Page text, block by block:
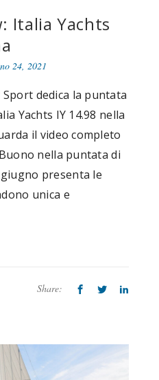
Italia Yachts
24, 2021
dedica la puntata
Yachts IY 14.98 nella
il video completo
nella puntata di
presenta le
unica e
Share: